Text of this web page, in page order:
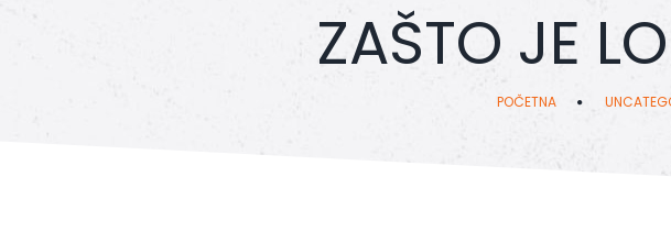
ZAŠTO JE
POČETNA